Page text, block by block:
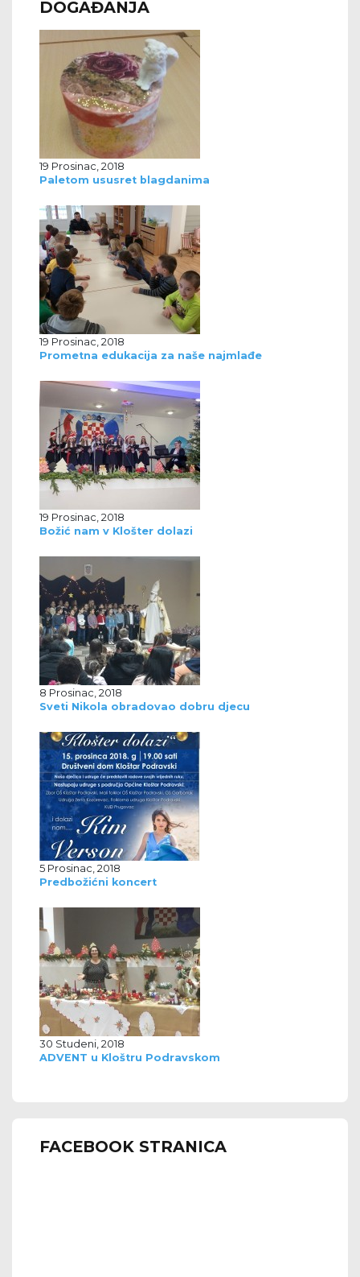
DOGAĐANJA
19 Prosinac, 2018
Paletom ususret blagdanima
19 Prosinac, 2018
Prometna edukacija za naše najmlađe
19 Prosinac, 2018
Božić nam v Klošter dolazi
8 Prosinac, 2018
Sveti Nikola obradovao dobru djecu
5 Prosinac, 2018
Predbožićni koncert
30 Studeni, 2018
ADVENT u Kloštru Podravskom
FACEBOOK STRANICA